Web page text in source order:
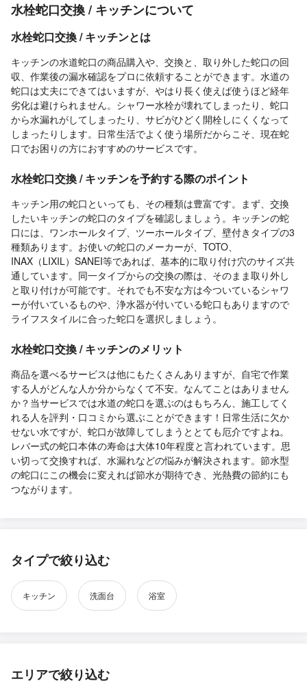
水栓蛇口交換 / キッチンについて
水栓蛇口交換 / キッチンとは
キッチンの水道蛇口の商品購入や、交換と、取り外した蛇口の回
収、作業後の漏水確認をプロに依頼することができます。水道の
蛇口は丈夫にできてはいますが、やはり長く使えば使うほど経年
劣化は避けられません。シャワー水栓が壊れてしまったり、蛇口
から水漏れがしてしまったり、サビがひどく開栓しにくくなって
しまったりします。日常生活でよく使う場所だからこそ、現在蛇
口でお困りの方におすすめのサービスです。
水栓蛇口交換 / キッチンを予約する際のポイント
キッチン用の蛇口といっても、その種類は豊富です。まず、交換
したいキッチンの蛇口のタイプを確認しましょう。キッチンの蛇
口には、ワンホールタイプ、ツーホールタイプ、壁付きタイプの3
種類あります。お使いの蛇口のメーカーが、TOTO、
INAX（LIXIL）SANEI等であれば、基本的に取り付け穴のサイズ共
通しています。同一タイプからの交換の際は、そのまま取り外し
と取り付けが可能です。それでも不安な方は今ついているシャワ
ーが付いているものや、浄水器が付いている蛇口もありますので
ライフスタイルに合った蛇口を選択しましょう。
水栓蛇口交換 / キッチンのメリット
商品を選べるサービスは他にもたくさんありますが、自宅で作業
する人がどんな人か分からなくて不安。なんてことはありません
か？当サービスでは水道の蛇口を選ぶのはもちろん、施工してく
れる人を評判・口コミから選ぶことができます！日常生活に欠か
せない水ですが、蛇口が故障してしまうととても厄介ですよね。
レバー式の蛇口本体の寿命は大体10年程度と言われています。思
い切って交換すれば、水漏れなどの悩みが解決されます。節水型
の蛇口にこの機会に変えれば節水が期待でき、光熱費の節約にも
つながります。
タイプで絞り込む
キッチン 洗面台 浴室
エリアで絞り込む